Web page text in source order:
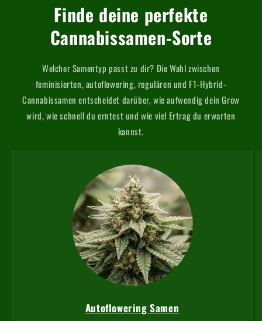
Finde deine perfekte
Cannabissamen-Sorte
Welcher Samentyp passt zu dir? Die Wahl zwischen
feminisierten, autoflowering, regulären und F1-Hybrid-
Cannabissamen entscheidet darüber, wie aufwendig dein Grow
wird, wie schnell du erntest und wie viel Ertrag du erwarten
kannst.
Autoflowering Samen